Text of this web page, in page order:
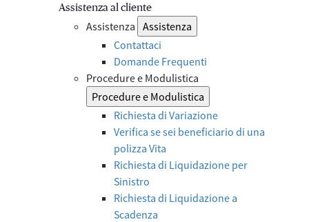
Assistenza al cliente
Assistenza Assistenza
Contattaci
Domande Frequenti
Procedure e Modulistica
Procedure e Modulistica
Richiesta di Variazione
Verifica se sei beneficiario di una
polizza Vita
Richiesta di Liquidazione per
Sinistro
Richiesta di Liquidazione a
Scadenza